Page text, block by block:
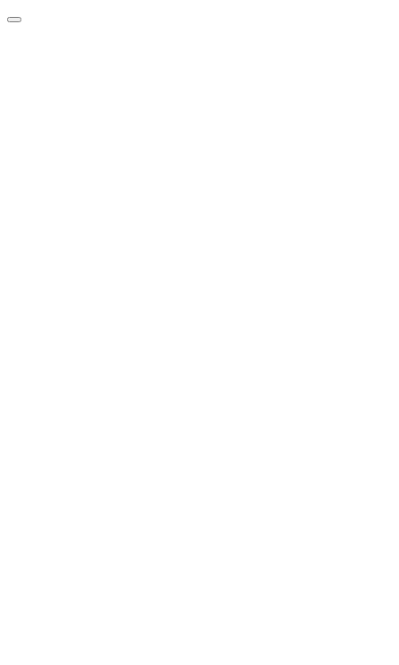
Skip